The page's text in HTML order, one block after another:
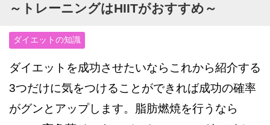
～トレーニングはHIITがおすすめ～
ダイエットの知識
ダイエットを成功させたいならこれから紹介する
3つだけに気をつけることができれば成功の確率
がグンとアップします。脂肪燃焼を行うなら